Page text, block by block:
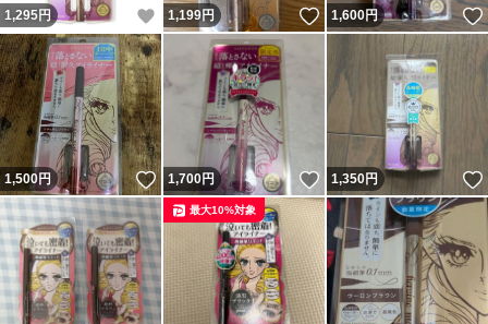
1,295円 いいね！
1,199円 いいね！
1,600円
1,500円 いいね！
1,700円 いいね！
1,350円
最大10%対象